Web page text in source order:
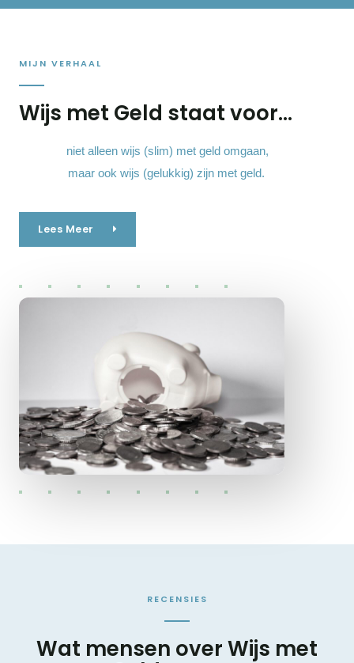
MIJN VERHAAL
Wijs met Geld staat voor...
niet alleen wijs (slim) met geld omgaan,
maar ook wijs (gelukkig) zijn met geld.
Lees Meer
RECENSIES
Wat mensen over Wijs met